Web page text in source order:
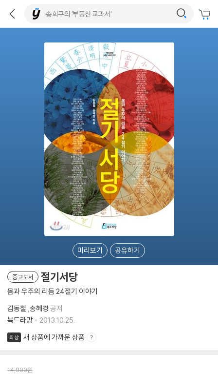
미리보기 공유하기
중고도서 절기서당
몸과 우주의 리듬 24절기 이야기
김동철 ,송혜경 공저
북드라망
2013.10.25.
최상 새 상품에 가까운 상품
14,900원